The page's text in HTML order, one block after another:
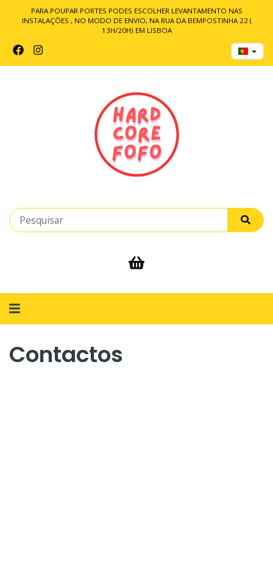
PARA POUPAR PORTES PODES ESCOLHER LEVANTAMENTO NAS
INSTALAÇÕES , NO MODO DE ENVIO, NA RUA DA BEMPOSTINHA 22 (
13H/20H) EM LISBOA
Alternar
Contactos